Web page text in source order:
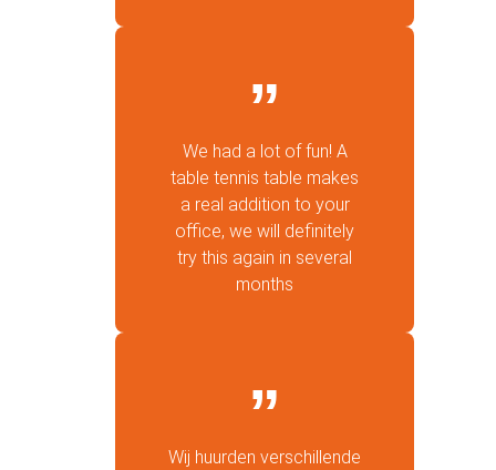
We had a lot of fun! A
table tennis table makes
a real addition to your
office, we will definitely
try this again in several
months
Wij huurden verschillende